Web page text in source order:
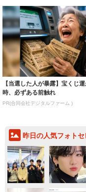
【当選した人が暴露】宝くじ運
時、必ずある前触れ
PR(合同会社デジタルファーム )
昨日の人気フォト